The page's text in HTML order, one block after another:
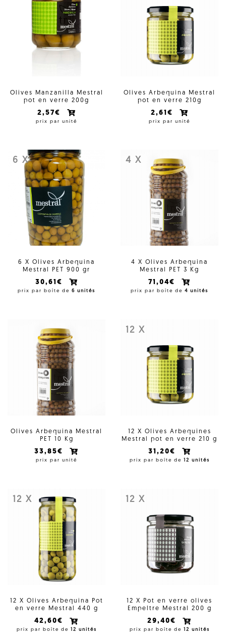
Olives Manzanilla Mestral
pot en verre 200g
2,57€
prix par unité
Olives Arbequina Mestral
pot en verre 210g
2,61€
prix par unité
6 X
6 X Olives Arbequina
Mestral PET 900 gr
30,61€
prix par boîte de 6 unités
4 X
4 X Olives Arbequina
Mestral PET 3 Kg
71,04€
prix par boîte de 4 unités
Olives Arbequina Mestral
PET 10 Kg
33,85€
prix par unité
12 X
12 X Olives Arbequines
Mestral pot en verre 210 g
31,20€
prix par boîte de 12 unités
12 X
12 X Olives Arbequina Pot
en verre Mestral 440 g
42,60€
prix par boîte de 12 unités
12 X
12 X Pot en verre olives
Empeltre Mestral 200 g
29,40€
prix par boîte de 12 unités